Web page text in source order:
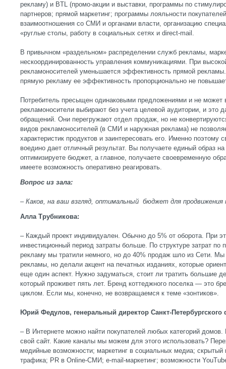
рекламу) и BTL (промо-акции и выставки, программы по
партнеров; прямой маркетинг; программы лояльности
взаимоотношения со СМИ и органами власти, организацию
«руглые столы, работу в социальных сетях и direct-mail.
В привычном «раздельном» распределении служб рекламы,
нескоординированность управления коммуникациями. При
рекламоносителей уменьшается эффективность прямой
прямую рекламу ее эффективность пропорционально не
Потребитель пресыщен одинаковыми предложениями и не может
рекламоносители выбирают без учета целевой аудитории, и это
обращений. Они перегружают отдел продаж, но не
видов рекламоносителей (в СМИ и наружная реклама) не
характеристик продуктов и заинтересовать его. Именно поэтому
воедино дает отличный результат. Вы получаете единый образ
оптимизируете бюджет, а главное, получаете своевременную
имеете возможность оперативно реагировать.
Вопрос из зала:
– Каков, на ваш взгляд, оптимальный бюджет для продвижения
Алла Трубникова:
– Каждый проект индивидуален. Обычно до 5% от оборота. При
инвестиционный период затраты больше. По структуре затрат по
рекламу мы тратили немного, но до 40% продаж шло из Сети.
рекламы, но делали акцент на печатных изданиях, которые
еще один аспект. Нужно задуматься, стоит ли тратить большие
который проживет пять лет. Бренд коттеджного поселка — это
циклом. Если мы, конечно, не возвращаемся к теме «зонтиков».
Юрий Федулов, генеральный директор Санкт-
– В Интернете можно найти покупателей любых категорий
свой сайт. Какие каналы мы можем для этого использовать?
медийные возможности; маркетинг в социальных медиа; скрытый
трафика; PR в Online-СМИ; e-mail-маркетинг; возможности